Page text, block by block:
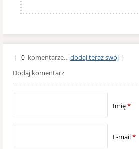
{ 0 komentarze… dodaj teraz swój }
Dodaj komentarz
Imię*
E-mail*